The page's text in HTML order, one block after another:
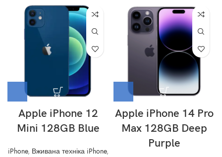
Apple iPhone 12
Mini 128GB Blue
iPhone, Вживана техніка iPhone,
Apple iPhone 14 Pro
Max 128GB Deep
Purple